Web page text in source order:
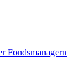
Fondsmanagern